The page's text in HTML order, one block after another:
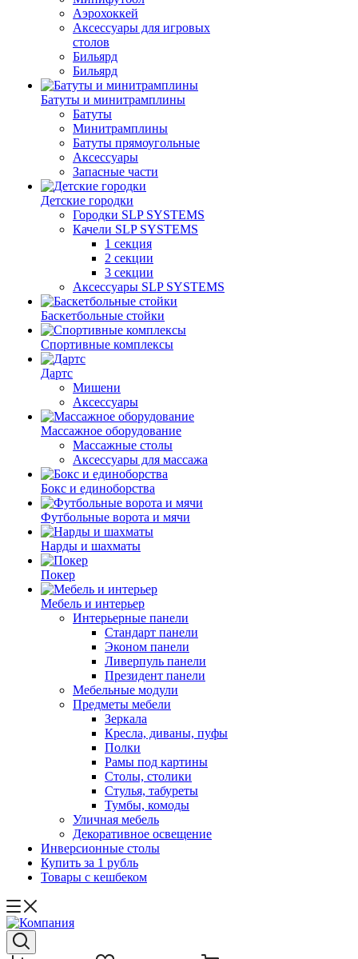
Аэрохоккей
Аксессуары для игровых
столов
Бильяpд
Бильяpд
Батуты и минитрамплины
Батуты
Минитрамплины
Батуты прямоугольные
Аксессуары
Запасные части
Детские городки
Городки SLP SYSTEMS
Качели SLP SYSTEMS
1 секция
2 секции
3 секции
Аксессуары SLP SYSTEMS
Баскетбольные стойки
Спортивные комплексы
Дартс
Мишени
Аксессуары
Массажное оборудование
Массажные столы
Аксессуары для массажа
Бокс и единоборства
Футбольные ворота и мячи
Нарды и шахматы
Покер
Мебель и интерьер
Интерьерные панели
Стандарт панели
Эконом панели
Ливерпуль панели
Президент панели
Мебельные модули
Предметы мебели
Зеркала
Кресла, диваны, пуфы
Полки
Рамы под картины
Столы, столики
Стулья, табуреты
Тумбы, комоды
Уличная мебель
Декоративное освещение
Инверсионные столы
Купить за 1 рубль
Товары с кешбеком